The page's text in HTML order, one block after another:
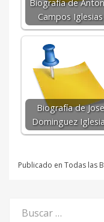
Biografía de
Campos Iglesias
Biografía de Jose
Dominguez
Publicado en Todas las